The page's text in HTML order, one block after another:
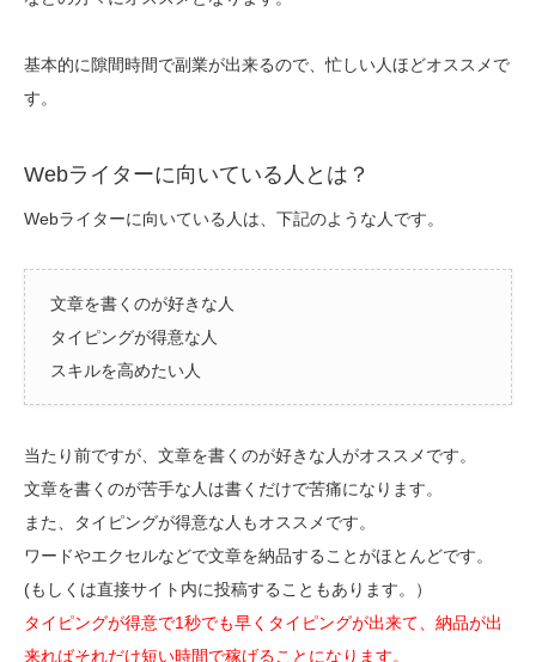
基本的に隙間時間で副業が出来るので、忙しい人ほどオススメで
す。
Webライターに向いている人とは？
Webライターに向いている人は、下記のような人です。
文章を書くのが好きな人
タイピングが得意な人
スキルを高めたい人
当たり前ですが、文章を書くのが好きな人がオススメです。
文章を書くのが苦手な人は書くだけで苦痛になります。
また、タイピングが得意な人もオススメです。
ワードやエクセルなどで文章を納品することがほとんどです。
(もしくは直接サイト内に投稿することもあります。）
タイピングが得意で1秒でも早くタイピングが出来て、納品が出
来ればそれだけ短い時間で稼げることになります。